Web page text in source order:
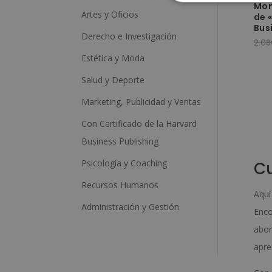
Artes y Oficios
Derecho e Investigación
Estética y Moda
Salud y Deporte
Marketing, Publicidad y Ventas
Con Certificado de la Harvard
Business Publishing
Psicología y Coaching
Recursos Humanos
Administración y Gestión
de